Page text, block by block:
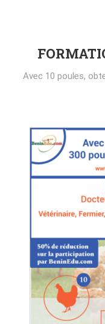
Avec 10 poules,